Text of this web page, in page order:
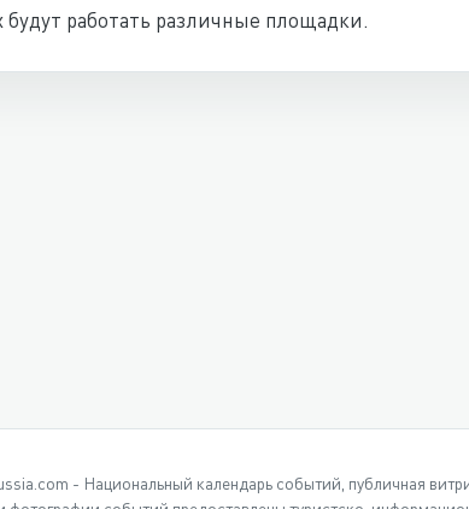
работать различные площадки.
- Национальный календарь событий, публичная